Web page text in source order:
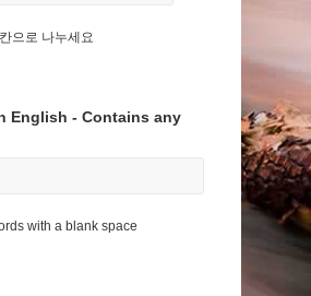
으로 나누세요
English - Contains any
with a blank space